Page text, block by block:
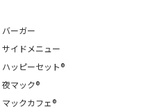
バーガー
サイドメニュー
ハッピーセット®
夜マック®
マックカフェ®